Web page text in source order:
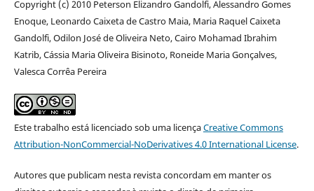
Copyright (c) 2010 Peterson Elizandro Gandolfi, Alessandro Gomes
Enoque, Leonardo Caixeta de Castro Maia, Maria Raquel Caixeta
Gandolfi, Odilon José de Oliveira Neto, Cairo Mohamad Ibrahim
Katrib, Cássia Maria Oliveira Bisinoto, Roneide Maria Gonçalves,
Valesca Corrêa Pereira
Este trabalho está licenciado sob uma licençaCreative Commons
Attribution-NonCommercial-NoDerivatives 4.0 International License.
Autores que publicam nesta revista concordam em manter os